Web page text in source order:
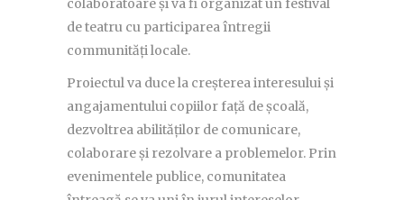
colaboratoare și va fi organizat un festival
de teatru cu participarea întregii
communități locale.
Proiectul va duce la creșterea interesului și
angajamentului copiilor față de școală,
dezvoltrea abilităților de comunicare,
colaborare și rezolvare a problemelor. Prin
evenimentele publice, comunitatea